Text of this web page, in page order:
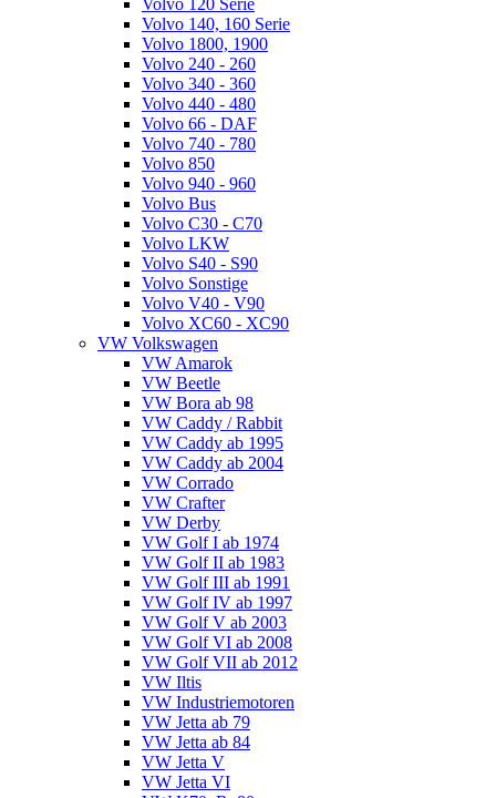
Volvo 120 Serie
Volvo 140, 160 Serie
Volvo 1800, 1900
Volvo 240 - 260
Volvo 340 - 360
Volvo 440 - 480
Volvo 66 - DAF
Volvo 740 - 780
Volvo 850
Volvo 940 - 960
Volvo Bus
Volvo C30 - C70
Volvo LKW
Volvo S40 - S90
Volvo Sonstige
Volvo V40 - V90
Volvo XC60 - XC90
VW Volkswagen
VW Amarok
VW Beetle
VW Bora ab 98
VW Caddy / Rabbit
VW Caddy ab 1995
VW Caddy ab 2004
VW Corrado
VW Crafter
VW Derby
VW Golf I ab 1974
VW Golf II ab 1983
VW Golf III ab 1991
VW Golf IV ab 1997
VW Golf V ab 2003
VW Golf VI ab 2008
VW Golf VII ab 2012
VW Iltis
VW Industriemotoren
VW Jetta ab 79
VW Jetta ab 84
VW Jetta V
VW Jetta VI